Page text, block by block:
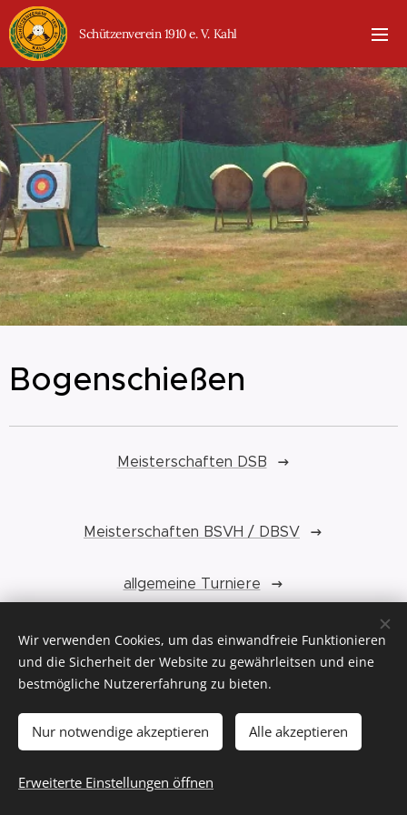
Schützenverein 1910 e. V. Kahl
Bogenschießen
Meisterschaften DSB
Meisterschaften BSVH / DBSV
allgemeine Turniere
Gaukönigschießen
© Copyright 2020 Schützenverein 1910 e.V. Kahl
Wir verwenden Cookies, um das einwandfreie Funktionieren
und die Sicherheit der Website zu gewährleitsen und eine
bestmögliche Nutzererfahrung zu bieten.
Nur notwendige akzeptieren Alle akzeptieren
Erweiterte Einstellungen öffnen